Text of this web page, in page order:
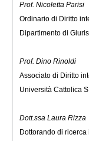
Prof. Nicoletta Parisi
Ordinario di Diritto
Dipartimento di
Prof. Dino Rinoldi
Associato di Diritto
Università Cattolica
Dott.ssa Laura Rizza
Dottorando di